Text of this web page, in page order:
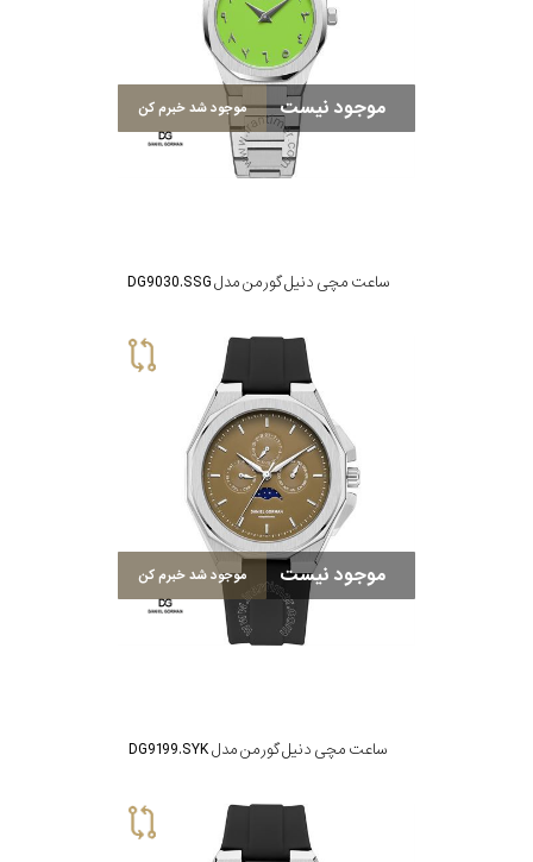
موجود نیست موجود شد خبرم کن
ساعت مچی دنیل گورمن مدل DG9030.SSG
موجود نیست موجود شد خبرم کن
ساعت مچی دنیل گورمن مدل DG9199.SYK